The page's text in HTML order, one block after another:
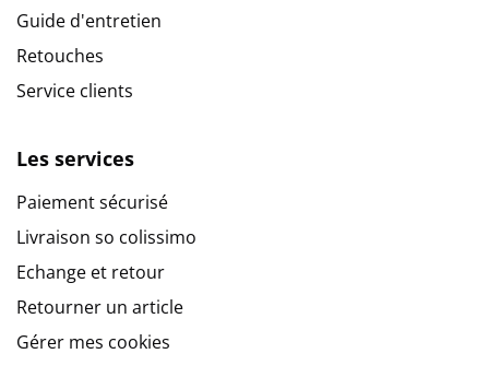
Guide d'entretien
Retouches
Service clients
Les services
Paiement sécurisé
Livraison so colissimo
Echange et retour
Retourner un article
Gérer mes cookies